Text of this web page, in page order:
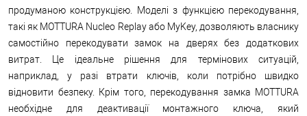
продуманою конструкцією. Моделі з функцією перекодування,
такі як MOTTURA Nucleo Replay або MyKey, дозволяють власнику
самостійно перекодувати замок на дверях без додаткових
витрат. Це ідеальне рішення для термінових ситуацій,
наприклад, у разі втрати ключів, коли потрібно швидко
відновити безпеку. Крім того, перекодування замка MOTTURA
необхідне для деактивації монтажного ключа, який